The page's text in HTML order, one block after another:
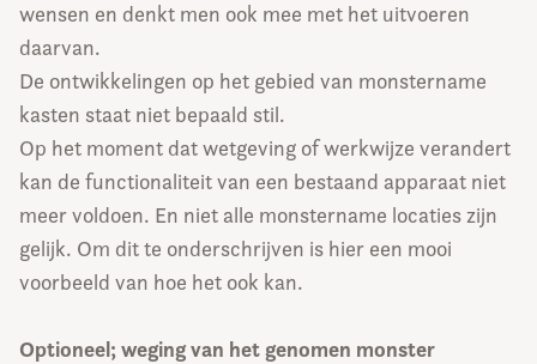
wensen en denkt men ook mee met het uitvoeren
daarvan.
De ontwikkelingen op het gebied van monstername
kasten staat niet bepaald stil.
Op het moment dat wetgeving of werkwijze verandert
kan de functionaliteit van een bestaand apparaat niet
meer voldoen. En niet alle monstername locaties zijn
gelijk. Om dit te onderschrijven is hier een mooi
voorbeeld van hoe het ook kan.
Optioneel; weging van het genomen monster